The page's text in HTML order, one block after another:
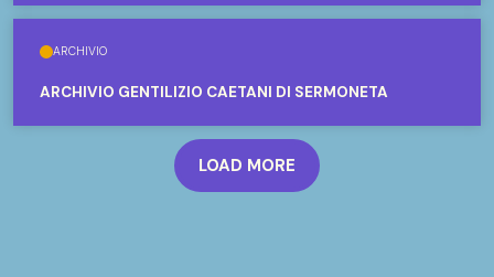
ARCHIVIO
ARCHIVIO GENTILIZIO CAETANI DI SERMONETA
LOAD MORE